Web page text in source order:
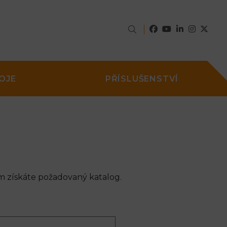
PŘÍSLUŠENSTVÍ
získáte požadovaný katalog.